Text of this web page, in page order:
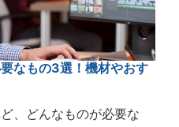
なもの3選！機材やおす
、どんなものが必要な